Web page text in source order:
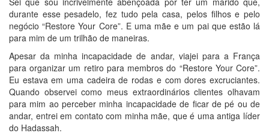
durante esse pesadelo, fez tudo pela casa, pelos filhos e pelo
negócio “Restore Your Core”. E uma mãe e um pai que estão lá
para mim de um trilhão de maneiras.
Apesar da minha incapacidade de andar, viajei para a França
para organizar um retiro para membros do “Restore Your Core”.
Eu estava em uma cadeira de rodas e com dores excruciantes.
Quando observei como meus extraordinários clientes olhavam
para mim ao perceber minha incapacidade de ficar de pé ou de
andar, entrei em contato com minha mãe, que é uma antiga líder
do Hadassah.